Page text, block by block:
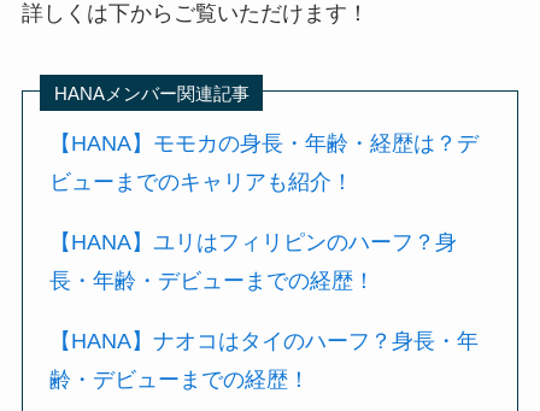
詳しくは下からご覧いただけます！
HANAメンバー関連記事
【HANA】モモカの身長・年齢・経歴は？デ
ビューまでのキャリアも紹介！
【HANA】ユリはフィリピンのハーフ？身
長・年齢・デビューまでの経歴！
【HANA】ナオコはタイのハーフ？身長・年
齢・デビューまでの経歴！